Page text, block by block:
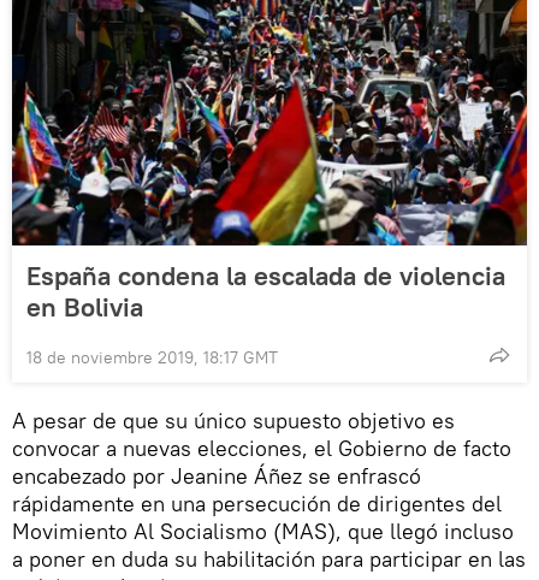
España condena la escalada de violencia
en Bolivia
18 de noviembre 2019, 18:17 GMT
A pesar de que su único supuesto objetivo es
convocar a nuevas elecciones, el Gobierno de facto
encabezado por Jeanine Áñez se enfrascó
rápidamente en una persecución de dirigentes del
Movimiento Al Socialismo (MAS), que llegó incluso
a poner en duda su habilitación para participar en las